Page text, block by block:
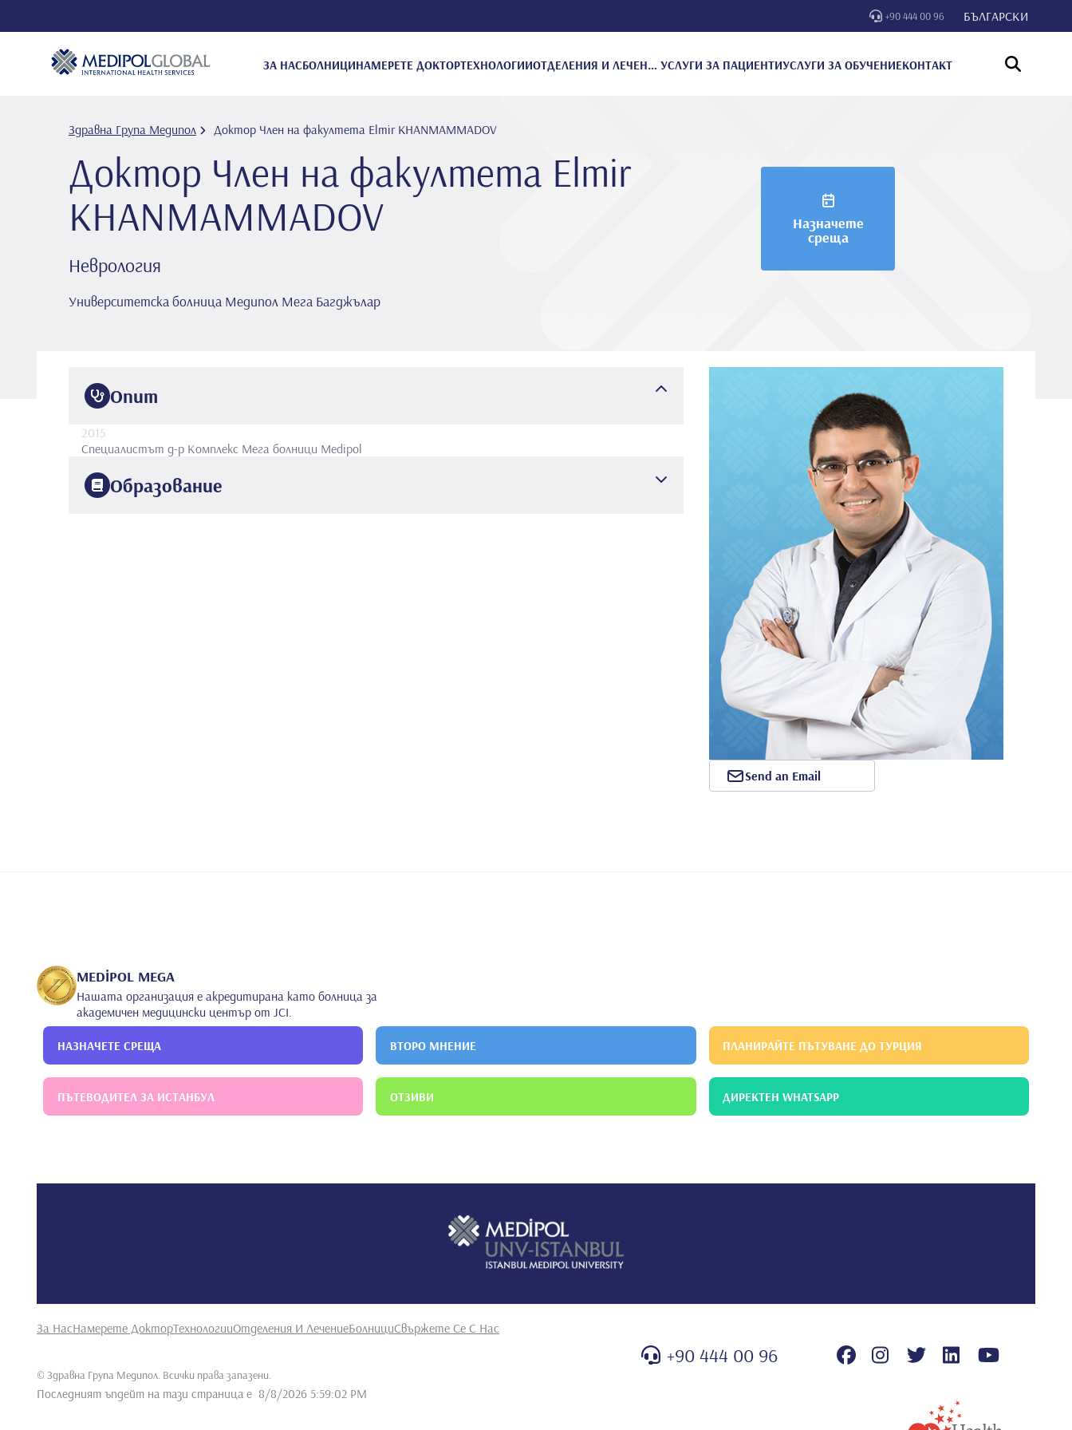
+90 444 00 96 БЪЛГАРСКИ
ЗА НАСБОЛНИЦИНАМЕРЕТЕ ДОКТОРТЕХНОЛОГИИ ОТДЕЛЕНИЯ И ЛЕЧЕНИЕ УСЛУГИ ЗА ПАЦИЕНТИУСЛУГИ ЗА ОБУЧЕНИЕКОНТАКТ
Здравна Група Медипол Доктор Член на факултета Elmi̇r KHANMAMMADOV
Доктор Член на факултета Elmi̇r
KHANMAMMADOV
Неврология
Университетска болница Медипол Мега Багджълар
Назначете
среща
Опит
2015
Специалистът д-р Комплекс Мега болници Medipol
Образование
Send an Email
MEDİPOL MEGA
Нашата организация е акредитирана като болница за
академичен медицински център от JCI.
НАЗНАЧЕТЕ СРЕЩА ВТОРО МНЕНИЕ ПЛАНИРАЙТЕ ПЪТУВАНЕ ДО ТУРЦИЯ
ПЪТЕВОДИТЕЛ ЗА ИСТАНБУЛ ОТЗИВИ ДИРЕКТЕН WHATSAPP
За НасНамерете ДокторТехнологииОтделения И ЛечениеБолнициСвържете Се С Нас
© Здравна Група Медипол. Всички права запазени.
Последният ъпдейт на тази страница е 8/8/2026 5:59:02 PM
+90 444 00 96